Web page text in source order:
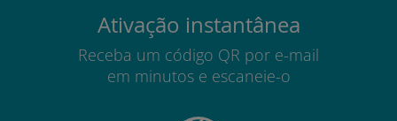
Ativação instantânea
Receba um código QR por e-mail
em minutos e escaneie-o